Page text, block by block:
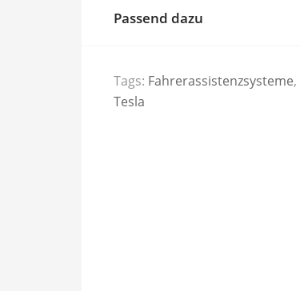
Passend dazu
Tags: Fahrerassistenzsysteme,
Tesla